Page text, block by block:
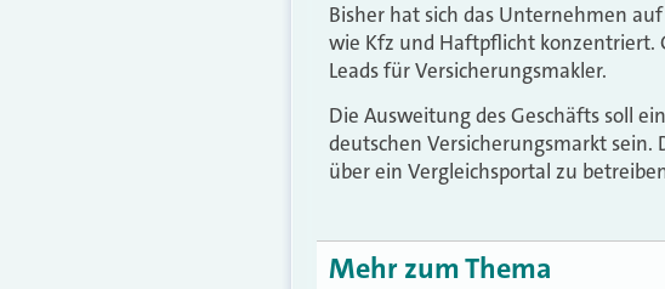
Bisher hat sich das Unternehmen
wie Kfz und Haftpflicht konzentriert.
Leads für Versicherungsmakler.
Die Ausweitung des Geschäfts soll
deutschen Versicherungsmarkt
über ein Vergleichsportal zu
Mehr zum Thema